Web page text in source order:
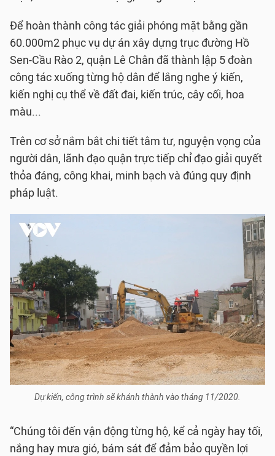
Để hoàn thành công tác giải phóng mặt bằng gần
60.000m2 phục vụ dự án xây dựng trục đường Hồ
Sen-Cầu Rào 2, quận Lê Chân đã thành lập 5 đoàn
công tác xuống từng hộ dân để lắng nghe ý kiến,
kiến nghị cụ thể về đất đai, kiến trúc, cây cối, hoa
màu...
Trên cơ sở nắm bắt chi tiết tâm tư, nguyện vọng của
người dân, lãnh đạo quận trực tiếp chỉ đạo giải quyết
thỏa đáng, công khai, minh bạch và đúng quy định
pháp luật.
Dự kiến, công trình sẽ khánh thành vào tháng 11/2020.
“Chúng tôi đến vận động từng hộ, kể cả ngày hay tối,
nắng hay mưa gió, bám sát để đảm bảo quyền lợi